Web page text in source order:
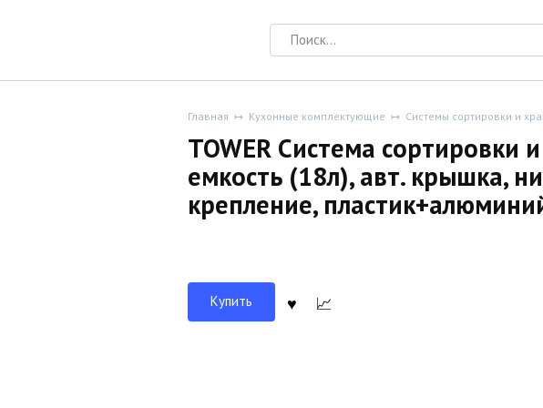
Search
for:
Главная Кухонные комплектующие Системы сортировки и
TOWER Система сортировки
емкость (18л), авт. крышка,
крепление,
Купить